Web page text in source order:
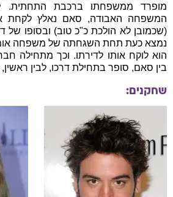
מופרד ממשפחתו ברכבת התחתית.
המשפחה האבודה, סאם נאלץ לקחת
(שכמובן לא הולכת כ"כ טוב) ובסופו של
נמצא כעת תחת השגחתה של משפחה
הוא לוקח אותו לדירתו. וכך מתחילה
בין סאם, סופר בתחילת דרכו, לבין
שחקנים: